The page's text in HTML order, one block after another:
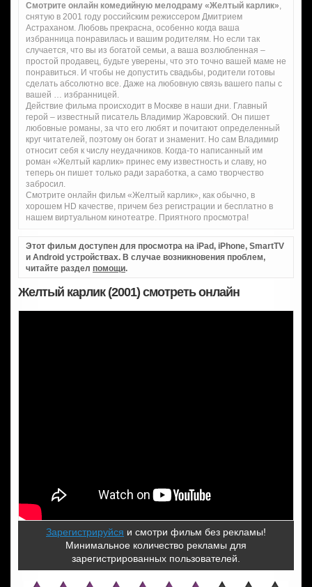
Смотрите онлайн комедийную мелодраму «Желтый карлик»,
снятую в 2001 году российским режиссером Дмитрием
Астраханом. Любовь прекрасна, особенно когда ваша
избранница понравилась и вашим родителям. Но если так
случается, что вы из богатой семьи, а ваша возлюбленная –
простой продавец, будьте уверены, что это точно вашей маме не
понравиться. И чтобы не допустить свадьбы, родители готовы
сделать абсолютно все. Даже на любовную связь вашего папы с
вашей … избранницей.
Действие фильма происходит в Москве в наши дни. Главный
герой – известный писатель Владимир Жаровский. Он пишет
любовные романы, за что его любят и почитают определенный
круг читателей, поэтому он богат и знаменит. Но сам Владимир
относит себя к числу неудачников. Когда-то написанный им
роман «Желтый карлик» принес ему известность и славу, но
теперь он пишет только ради заработка, а само творчество
забросил.
Смотрите онлайн фильм «Желтый карлик», как обычно, в
хорошем HD качестве, причем без регистрации и бесплатно в
нашем виртуальном кинотеатре. Приятного просмотра!
Этот фильм доступен для просмотра на iPad, iPhone, SmartTV
и Android устройствах. В случае возникновения проблем,
читайте раздел помощи.
Желтый карлик (2001) смотреть онлайн
Зарегистрируйся и смотри фильм без рекламы!
Минимальное количество рекламы для
зарегистрированных пользователей.